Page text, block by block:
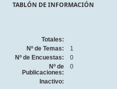
TABLÓN DE INFORMACIÓN
Totales:
Nº de Temas:
1
Nº de Encuestas:
0
Nº de
Publicaciones:
0
Inactivo: